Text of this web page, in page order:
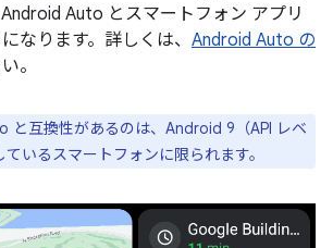
Auto とスマートフォン アプリ
なります。詳しくは、 Android Auto の
。
と互換性があるのは、Android 9（API レベ
いるスマートフォンに限られます。